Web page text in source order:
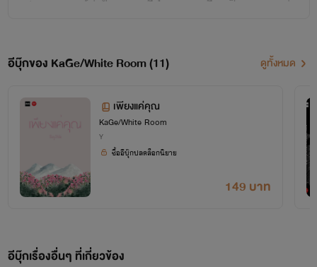
(คา-เกะ ; แม้ว่าในภาษาญี่ปุ่นจะออกเสียงเป็นคาเงะ แต่
สามาถเข้ามาคุยเล่นกันได้ในเพจนะ
สามารถสั่งซื้อหนังสือนิยายของ KaGe
อีบุ๊กของ KaGe/White Room (11) ดูทั้งหมด
เพียงแค่คุณ
KaGe/White Room
Y
149 บาท
ซื้ออีบุ๊กปลดล็อกนิยาย
อีบุ๊กเรื่องอื่นๆ ที่เกี่ยวข้อง